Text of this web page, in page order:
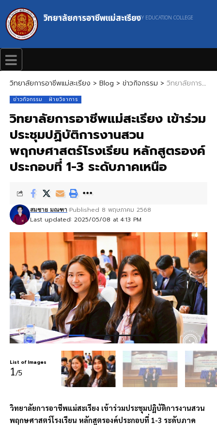
วิทยาลัยการอาชีพแม่สะเรียง
MAESARIANG INDUSTRIAL AND COMMUNITY EDUCATION COLLEGE
วิทยาลัยการอาชีพแม่สะเรียง > Blog > ข่าวกิจกรรม > วิทยาลัยการอาชีพแม่สะเรียง เข้าร่วมประชุมปฏิบัติการงานสวนพฤกษศาสตร์โรงเรียน หลักสูตรองค์ประกอบที่ 1-3 ระดับภาคเหนือ
ข่าวกิจกรรม ฝ่ายวิชาการ
วิทยาลัยการอาชีพแม่สะเรียง เข้าร่วม
ประชุมปฏิบัติการงานสวน
พฤกษศาสตร์โรงเรียน หลักสูตรองค์
ประกอบที่ 1-3 ระดับภาคเหนือ
Last updated: 2025/05/08 at 4:13 PM
สมชาย มณฑา Published 8 พฤษภาคม 2568
List of Images
1/5
วิทยาลัยการอาชีพแม่สะเรียง เข้าร่วมประชุมปฏิบัติการงานสวน
พฤกษศาสตร์โรงเรียน หลักสูตรองค์ประกอบที่ 1-3 ระดับภาค